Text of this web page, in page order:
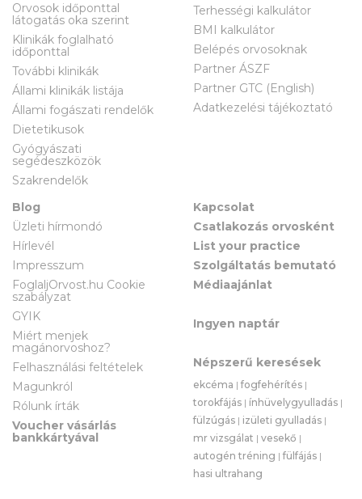
Orvosok időponttal
látogatás oka szerint
Klinikák foglalható
időponttal
További klinikák
Állami klinikák listája
Állami fogászati rendelők
Dietetikusok
Gyógyászati
segédeszközök
Szakrendelők
Terhességi kalkulátor
BMI kalkulátor
Belépés orvosoknak
Partner ÁSZF
Partner GTC (English)
Adatkezelési tájékoztató
Blog
Üzleti hírmondó
Hírlevél
Impresszum
FoglaljOrvost.hu Cookie
szabályzat
GYIK
Miért menjek
magánorvoshoz?
Felhasználási feltételek
Magunkról
Rólunk írták
Voucher vásárlás
bankkártyával
Kapcsolat
Csatlakozás orvosként
List your practice
Szolgáltatás bemutató
Médiaajánlat
Ingyen naptár
Népszerű keresések
ekcéma |fogfehérítés |
torokfájás | ínhüvelygyulladás |
fülzúgás | izületi gyulladás |
mr vizsgálat | vesekő |
autogén tréning |fülfájás |
hasi ultrahang